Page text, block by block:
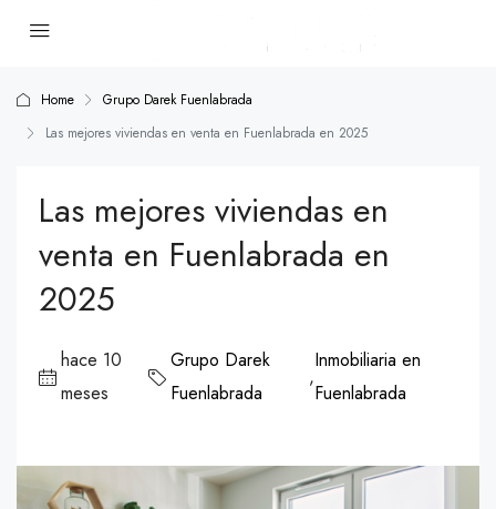
Home
Grupo Darek Fuenlabrada
Las mejores viviendas en venta en Fuenlabrada en 2025
Las mejores viviendas en
venta en Fuenlabrada en
2025
hace 10
meses
Grupo Darek
Fuenlabrada
,
Inmobiliaria en
Fuenlabrada